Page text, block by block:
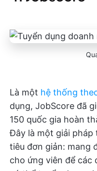
Là một hệ thống
dụng, JobScore đã
150 quốc gia hoàn
Đây là một giải
tiêu đơn giản: mang
cho ứng viên để các